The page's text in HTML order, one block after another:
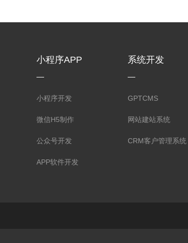
小程序APP
小程序开发
微信H5制作
公众号开发
APP软件开发
系统开发
GPTCMS
网站建站系统
CRM客户管理系统